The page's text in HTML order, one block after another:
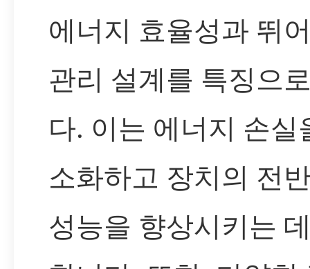
에너지 효율성과 뛰
관리 설계를 특징으
다. 이는 에너지 손실
소화하고 장치의 전
성능을 향상시키는